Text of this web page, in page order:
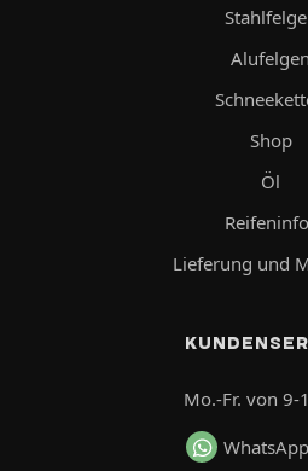
Alufelgen
Shop
Öl
Lieferung und
Mo.-Fr. von 9-
WhatsApp